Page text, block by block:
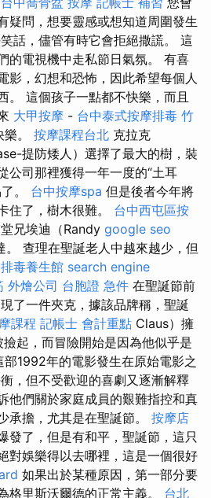
疑問，想要靈感或想知道周圍發生
話，儘管有時它會拒絕撒謊。 這
的電視機中走私節日氣氛。 有喜
影，幻想和恐怖，因此希望每個人
。 這個孩子一點都不快樂，而且
大甲按摩 - 台中泰式按摩排毒 竹
。 按摩課程台北 克拉克
提防矮人）選擇了最大的樹，裝
公司那裡獲得一年一度的“土耳
。 台中按摩spa 但是後者今年將
住了，樹木很難。 台中西屯區按
兄埃迪（Randy google seo
查理在聖誕老人中越來越少，但
毒養生館 search engine
外燴公司 台胞證 急件 在聖誕節前
了一件夾克，據該品牌稱，聖誕
課程 記帳士 會計重點 Claus）擁
起，而冒險開始是因為他似乎是
部1992年的電影發生在原始電影之
，但不受歡迎的喜劇又逐漸解釋
他們關於家庭成員的艱難指控和真
承擔，尤其是在聖誕節。 按摩店
發了，但是有和平，聖誕節，這只
對娛樂得以去哪裡，這是一個很好
如果出於某種原因，第一部分要
格里斯沃爾德的正常主義。 台北